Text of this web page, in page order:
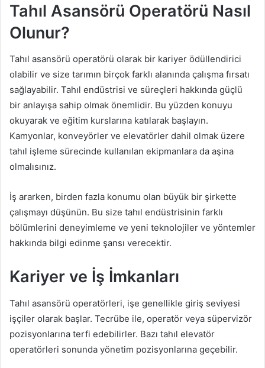
Tahıl Asansörü Operatörü Nasıl
Olunur?
Tahıl asansörü operatörü olarak bir kariyer ödüllendirici
olabilir ve size tarımın birçok farklı alanında çalışma fırsatı
sağlayabilir. Tahıl endüstrisi ve süreçleri hakkında güçlü
bir anlayışa sahip olmak önemlidir. Bu yüzden konuyu
okuyarak ve eğitim kurslarına katılarak başlayın.
Kamyonlar, konveyörler ve elevatörler dahil olmak üzere
tahıl işleme sürecinde kullanılan ekipmanlara da aşina
olmalısınız.
İş ararken, birden fazla konumu olan büyük bir şirkette
çalışmayı düşünün. Bu size tahıl endüstrisinin farklı
bölümlerini deneyimleme ve yeni teknolojiler ve yöntemler
hakkında bilgi edinme şansı verecektir.
Kariyer ve İş İmkanları
Tahıl asansörü operatörleri, işe genellikle giriş seviyesi
işçiler olarak başlar. Tecrübe ile, operatör veya süpervizör
pozisyonlarına terfi edebilirler. Bazı tahıl elevatör
operatörleri sonunda yönetim pozisyonlarına geçebilir.